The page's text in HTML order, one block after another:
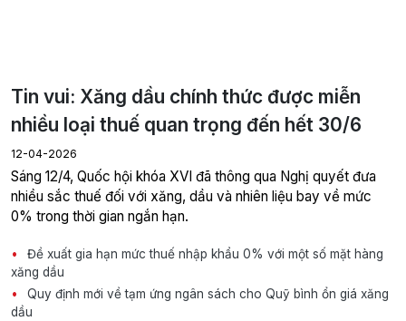
Tin vui: Xăng dầu chính thức được miễn
nhiều loại thuế quan trọng đến hết 30/6
12-04-2026
Sáng 12/4, Quốc hội khóa XVI đã thông qua Nghị quyết đưa
nhiều sắc thuế đối với xăng, dầu và nhiên liệu bay về mức
0% trong thời gian ngắn hạn.
Đề xuất gia hạn mức thuế nhập khẩu 0% với một số mặt hàng
xăng dầu
Quy định mới về tạm ứng ngân sách cho Quỹ bình ổn giá xăng
dầu